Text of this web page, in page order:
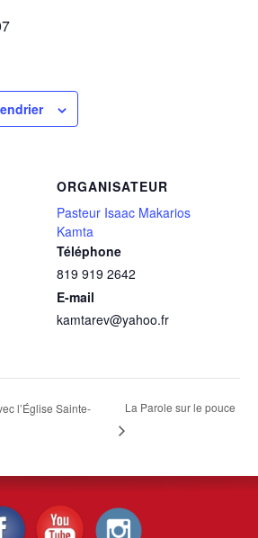
ORGANISATEUR
Pasteur Isaac Makarios
Kamta
Téléphone
819 919 2642
E-mail
kamtarev@yahoo.fr
l’Église Sainte-
La Parole sur le pouce